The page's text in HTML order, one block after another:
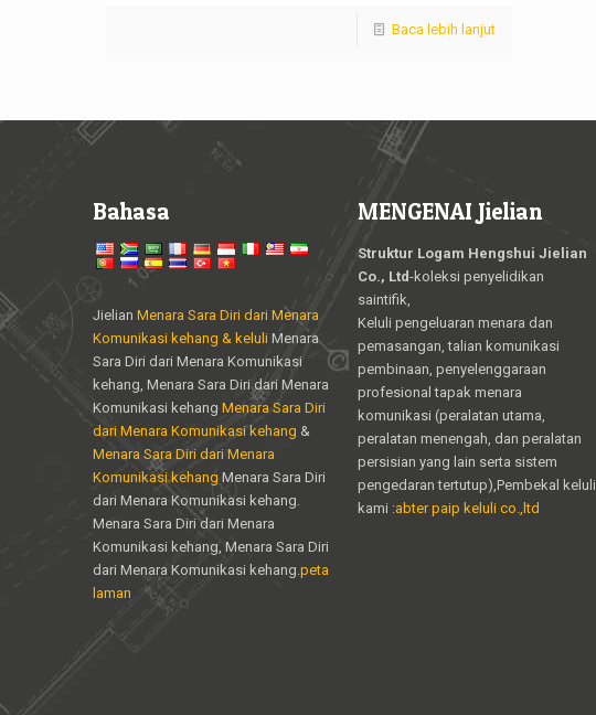
Baca lebih lanjut
Bahasa
Jielian Menara Sara Diri dari Menara
Komunikasi kehang & keluli Menara
Sara Diri dari Menara Komunikasi
kehang, Menara Sara Diri dari Menara
Komunikasi kehang Menara Sara Diri
dari Menara Komunikasi kehang &
Menara Sara Diri dari Menara
Komunikasi kehang Menara Sara Diri
dari Menara Komunikasi kehang.
Menara Sara Diri dari Menara
Komunikasi kehang, Menara Sara Diri
dari Menara Komunikasi kehang. peta
laman
MENGENAI Jielian
Struktur Logam Hengshui Jielian
Co., Ltd-koleksi penyelidikan
saintifik,
Keluli pengeluaran menara dan
pemasangan, talian komunikasi
pembinaan, penyelenggaraan
profesional tapak menara
komunikasi (peralatan utama,
peralatan menengah, dan peralatan
persisian yang lain serta sistem
pengedaran tertutup),Pembekal keluli
kami :abter paip keluli co.,ltd